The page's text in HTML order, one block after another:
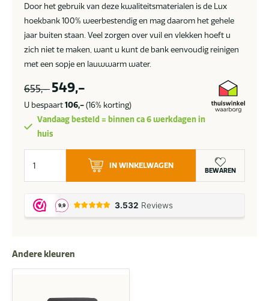
Door het gebruik van deze kwaliteitsmaterialen is de Lux
hoekbank 100% weerbestendig en mag daarom het gehele
jaar buiten staan. Veel zorgen over vuil en vlekken hoeft u
zich niet te maken, want u kunt de bank eenvoudig reinigen
met een sopje en lauwwarm water.
655,- 549,-
U bespaart106,-(16% korting)
Vandaag besteld = binnen ca 6 werkdagen in
huis
Lux
voetenbank
Heather
chalk
IN WINKELWAGEN
BEWAREN
Andere kleuren